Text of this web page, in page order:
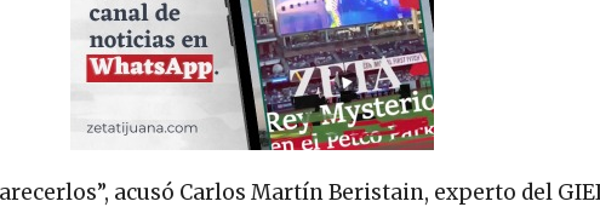
acusó Carlos Martín Beristain, experto del